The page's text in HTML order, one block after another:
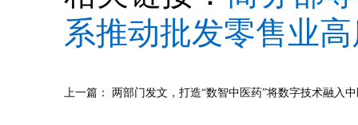
系推动批发零售业
上一篇： 两部门发文，打造“数智中医药”将数字技术融入